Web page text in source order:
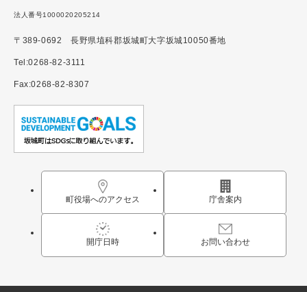
法人番号1000020205214
〒389-0692 長野県埴科郡坂城町大字坂城10050番地
Tel:0268-82-3111
Fax:0268-82-8307
町役場へのアクセス 庁舎案内
開庁日時 お問い合わせ